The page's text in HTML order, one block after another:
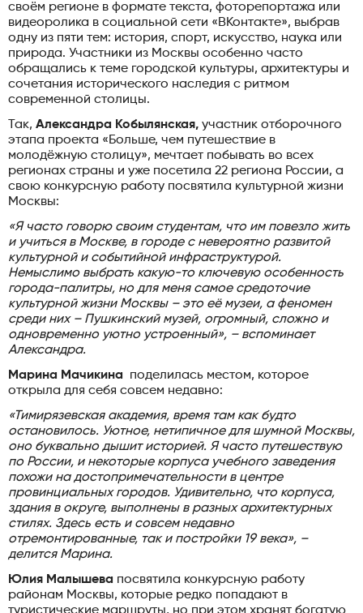
своём регионе в формате текста, фоторепортажа или
видеоролика в социальной сети «ВКонтакте», выбрав
одну из пяти тем: история, спорт, искусство, наука или
природа. Участники из Москвы особенно часто
обращались к теме городской культуры, архитектуры и
сочетания исторического наследия с ритмом
современной столицы.
Так, Александра Кобылянская, участник отборочного
этапа проекта «Больше, чем путешествие в
молодёжную столицу», мечтает побывать во всех
регионах страны и уже посетила 22 региона России, а
свою конкурсную работу посвятила культурной жизни
Москвы:
«Я часто говорю своим студентам, что им повезло жить
и учиться в Москве, в городе с невероятно развитой
культурной и событийной инфраструктурой.
Немыслимо выбрать какую-то ключевую особенность
города-палитры, но для меня самое средоточие
культурной жизни Москвы – это её музеи, а феномен
среди них – Пушкинский музей, огромный, сложно и
одновременно уютно устроенный», – вспоминает
Александра.
Марина Мачикина
поделилась местом, которое
открыла для себя совсем недавно:
«Тимирязевская академия, время там как будто
остановилось. Уютное, нетипичное для шумной Москвы,
оно буквально дышит историей. Я часто путешествую
по России, и некоторые корпуса учебного заведения
похожи на достопримечательности в центре
провинциальных городов. Удивительно, что корпуса,
здания в округе, выполнены в разных архитектурных
стилях. Здесь есть и совсем недавно
отремонтированные, так и постройки 19 века», –
делится Марина.
Юлия Малышева посвятила конкурсную работу
районам Москвы, которые редко попадают в